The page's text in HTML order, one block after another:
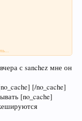
с sanchez мне он
[/no_cache]
[no_cache]